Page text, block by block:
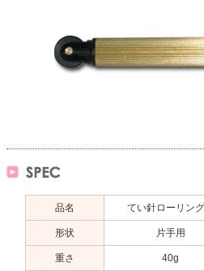
品名 てい針ローリン
形状 片手用
重さ 40g